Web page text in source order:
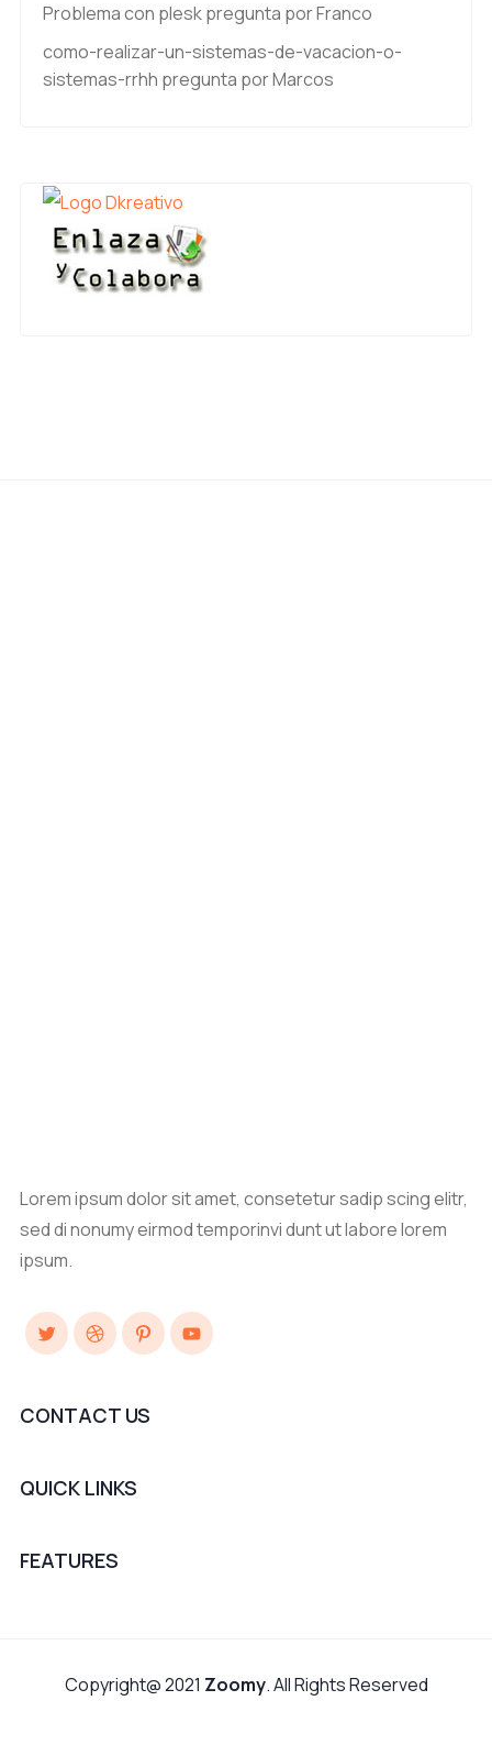
Problema con pleskpregunta por Franco
como-realizar-un-sistemas-de-vacacion-o-
sistemas-rrhh pregunta por Marcos
Lorem ipsum dolor sit amet, consetetur sadip scing elitr,
sed di nonumy eirmod temporinvi dunt ut labore lorem
ipsum.
TwitterDribbblePinterestYouTube
CONTACT US
QUICK LINKS
FEATURES
Copyright@ 2021 Zoomy. All Rights Reserved